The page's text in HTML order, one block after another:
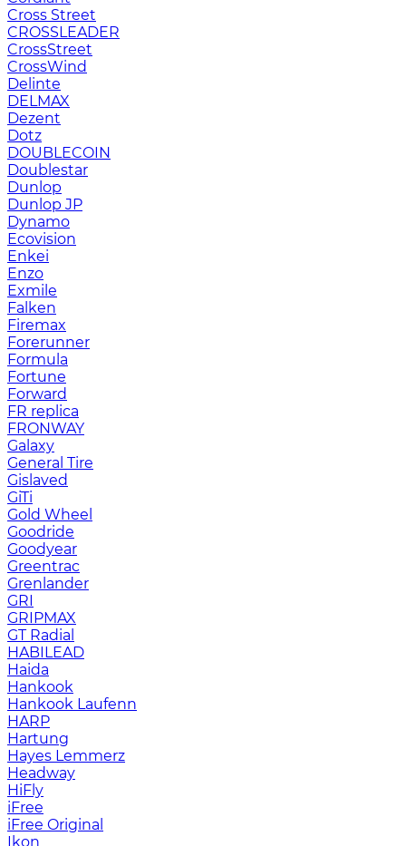
Cross Street
CROSSLEADER
CrossStreet
CrossWind
Delinte
DELMAX
Dezent
Dotz
DOUBLECOIN
Doublestar
Dunlop
Dunlop JP
Dynamo
Ecovision
Enkei
Enzo
Exmile
Falken
Firemax
Forerunner
Formula
Fortune
Forward
FR replica
FRONWAY
Galaxy
General Tire
Gislaved
GiTi
Gold Wheel
Goodride
Goodyear
Greentrac
Grenlander
GRI
GRIPMAX
GT Radial
HABILEAD
Haida
Hankook
Hankook Laufenn
HARP
Hartung
Hayes Lemmerz
Headway
HiFly
iFree
iFree Original
Ikon